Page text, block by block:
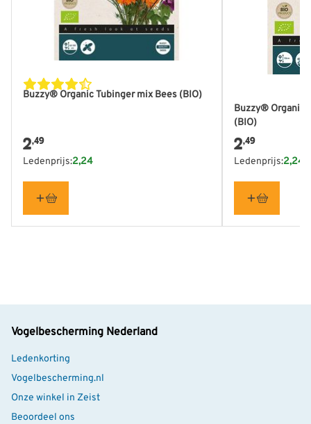
100 mm
Buzzy® Organic Tubinger mix Bees (BIO)
2,49
Ledenprijs:2,24
Buzzy® Organic
(BIO)
2,49
Ledenprijs:2,24
Vogelbescherming Nederland
Ledenkorting
Vogelbescherming.nl
Onze winkel in Zeist
Beoordeel ons